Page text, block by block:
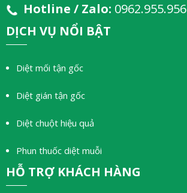
Hotline / Zalo: 0962.955.956
DỊCH VỤ NỔI BẬT
Diệt mối tận gốc
Diệt gián tận gốc
Diệt chuột hiệu quả
Phun thuốc diệt muỗi
HỖ TRỢ KHÁCH HÀNG